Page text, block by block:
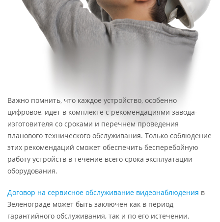
Важно помнить, что каждое устройство, особенно
цифровое, идет в комплекте с рекомендациями завода-
изготовителя со сроками и перечнем проведения
планового технического обслуживания. Только соблюдение
этих рекомендаций сможет обеспечить бесперебойную
работу устройств в течение всего срока эксплуатации
оборудования.
Договор на сервисное обслуживание видеонаблюдения в
Зеленограде может быть заключен как в период
гарантийного обслуживания, так и по его истечении.